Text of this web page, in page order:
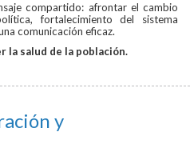
compartido: afrontar el cambio
fortalecimiento del sistema
comunicación eficaz.
la salud de la población.
y